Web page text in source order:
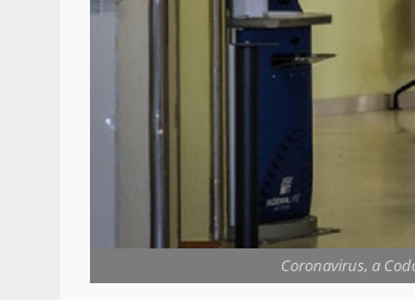
Coronavirus, a